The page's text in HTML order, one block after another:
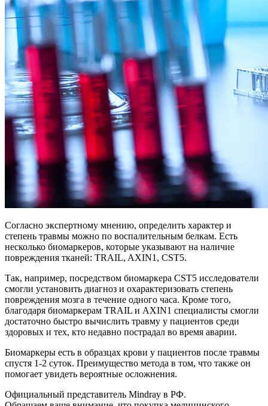
Согласно экспертному мнению, определить характер и
степень травмы можно по воспалительным белкам. Есть
несколько биомаркеров, которые указывают на наличие
повреждения тканей: TRAIL, AXIN1, CST5.
Так, например, посредством биомаркера CST5 исследователи
смогли установить диагноз и охарактеризовать степень
повреждения мозга в течение одного часа. Кроме того,
благодаря биомаркерам TRAIL и AXIN1 специалисты смогли
достаточно быстро вычислить травму у пациентов среди
здоровых и тех, кто недавно пострадал во время аварии.
Биомаркеры есть в образцах крови у пациентов после травмы
спустя 1-2 суток. Преимущество метода в том, что также он
помогает увидеть вероятные осложнения.
Официальный представитель Mindray в РФ.